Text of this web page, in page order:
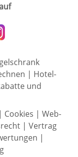
| Hotel-
und
Cookies | Web-
| Vertrag
|